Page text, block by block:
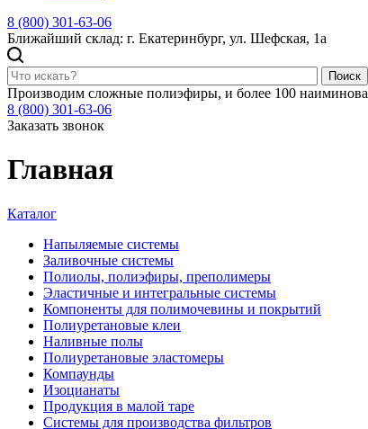
8 (800) 301-63-06
Ближайший склад: г. Екатеринбург, ул. Шефская, 1а
Поиск
Производим сложные полиэфиры, и более 100
8 (800) 301-63-06
Заказать звонок
Главная
Каталог
Напыляемые системы
Заливочные системы
Полиолы, полиэфиры, преполимеры
Эластичные и интегральные системы
Компоненты для полимочевины и покрытий
Полиуретановые клеи
Наливные полы
Полиуретановые эластомеры
Компаунды
Изоцианаты
Продукция в малой таре
Системы для производства фильтров